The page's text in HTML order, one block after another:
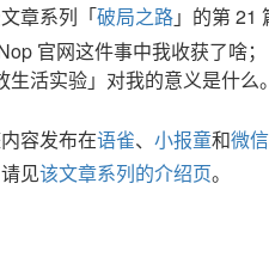
章系列「破局之路」的第 21
官网这件事中我收获了啥；
生活实验」对我的意义是什么。
容发布在语雀、 小报童和微
见该文章系列的介绍页。